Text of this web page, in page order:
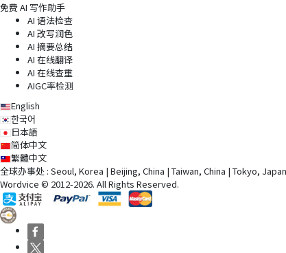
免费 AI 写作助手
AI 语法检查
AI 改写润色
AI 摘要总结
AI 在线翻译
AI 在线查重
AIGC率检测
English
한국어
日本語
简体中文
繁體中文
全球办事处 : Seoul, Korea | Beijing, China | Taiwan, China | Tokyo,
Wordvice © 2012-2026. All Rights Reserved.